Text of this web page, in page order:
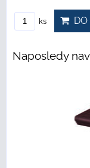
ks
Naposledy